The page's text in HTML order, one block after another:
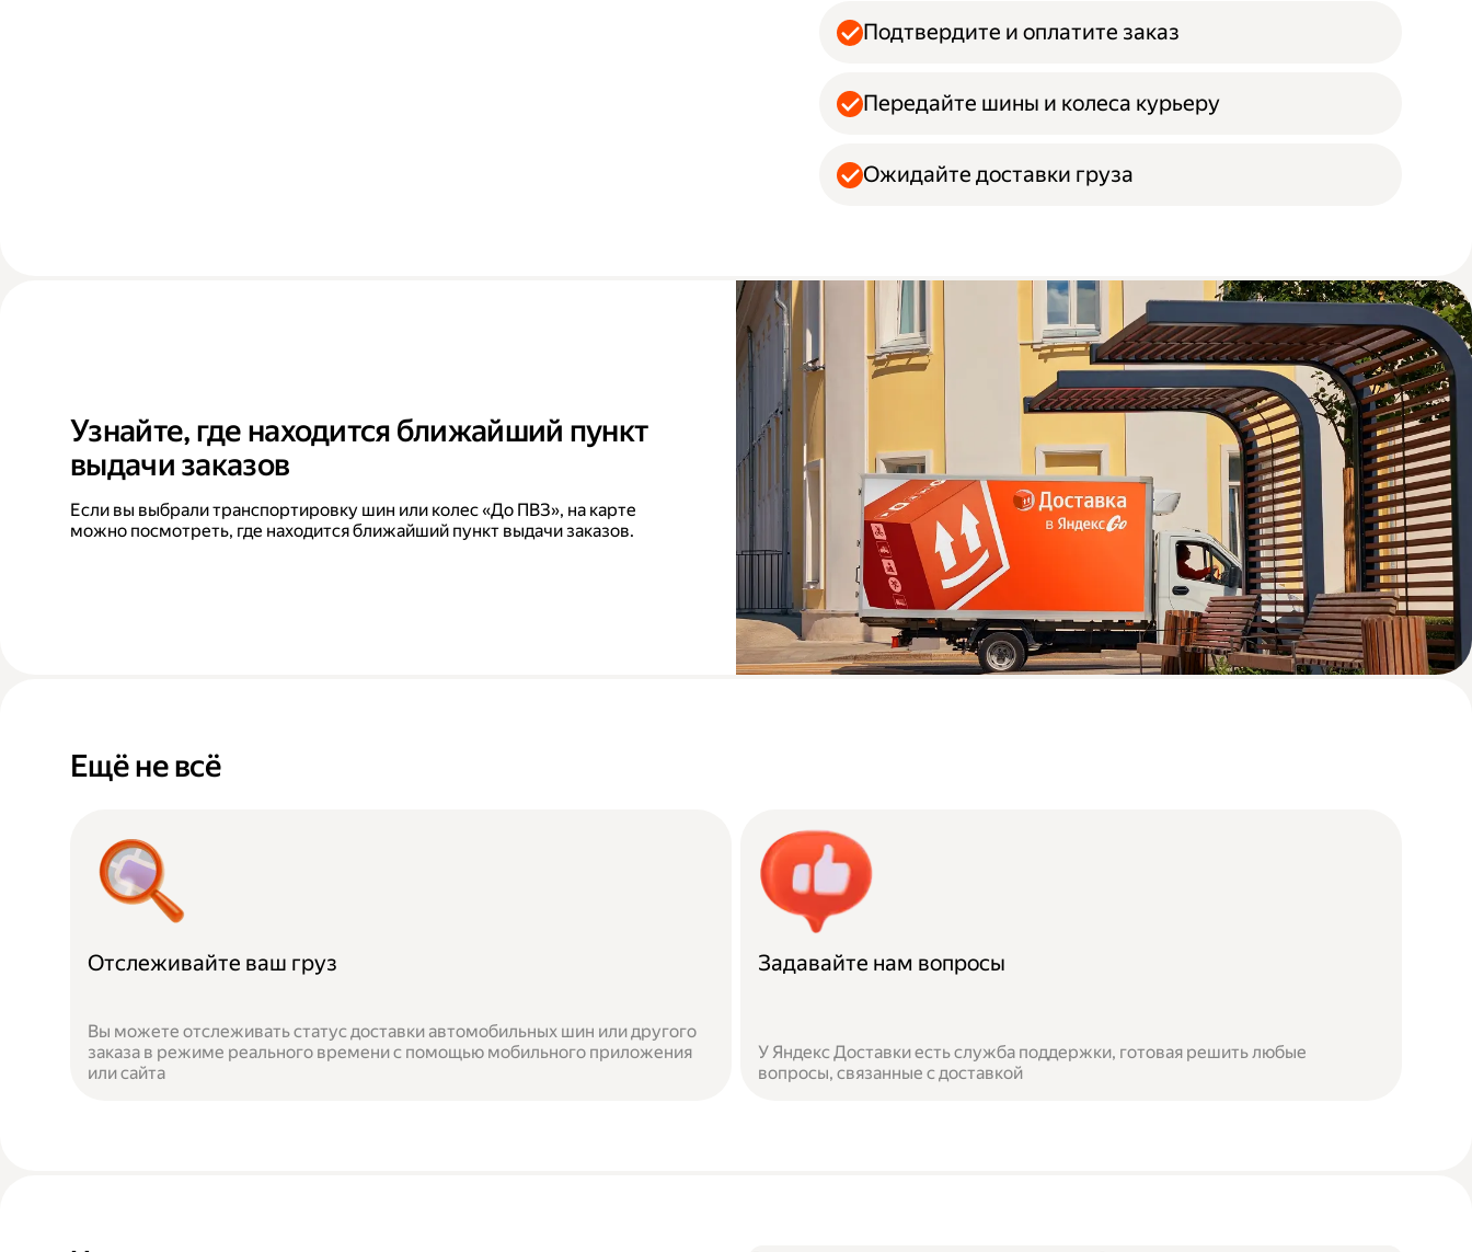
Подтвердите и оплатите заказ
Передайте шины и колеса курьеру
Ожидайте доставки груза
Узнайте, где находится ближайший пункт
выдачи заказов
Если вы выбрали транспортировку шин или колес «До ПВЗ», на карте
можно посмотреть, где находится ближайший пункт выдачи заказов.
Ещё не всё
Отслеживайте ваш груз
Вы можете отслеживать статус доставки автомобильных шин или другого
заказа в режиме реального времени с помощью мобильного приложения
или сайта
Задавайте нам вопросы
У Яндекс Доставки есть служба поддержки, готовая решить любые
вопросы, связанные с доставкой